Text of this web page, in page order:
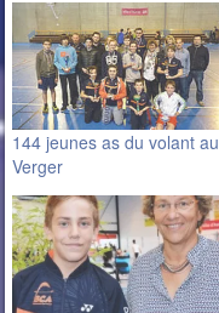
144 jeunes as du volant au
Verger